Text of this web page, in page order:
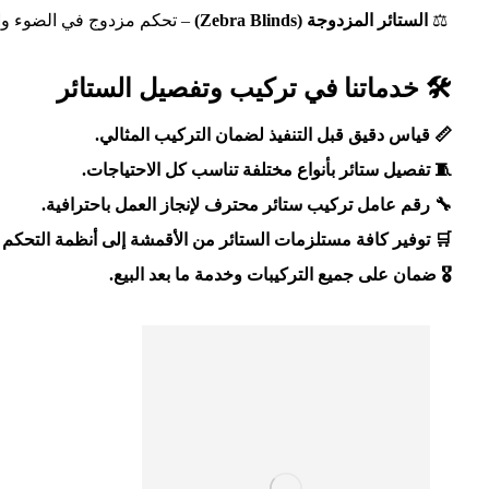
⚖️ الستائر المزدوجة (Zebra Blinds) – تحكم مزدوج في الضوء
🛠️ خدماتنا في تركيب وتفصيل الستائر
📏 قياس دقيق قبل التنفيذ لضمان التركيب المثالي.
🧵 تفصيل ستائر بأنواع مختلفة تناسب كل الاحتياجات.
🔧 رقم عامل تركيب ستائر محترف لإنجاز العمل باحترافية.
🛒 توفير كافة مستلزمات الستائر من الأقمشة إلى أنظمة التحكم
🎖️ ضمان على جميع التركيبات وخدمة ما بعد البيع.